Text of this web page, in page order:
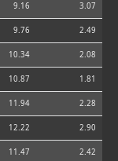
9.16 3.07
9.76 2.49
10.34 2.08
10.87 1.81
11.94 2.28
12.22 2.90
11.47 2.42